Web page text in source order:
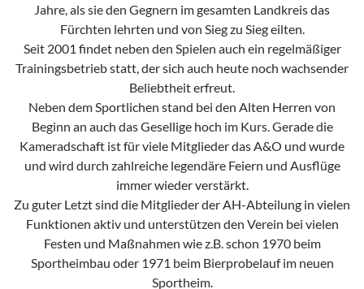
Jahre, als sie den Gegnern im gesamten Landkreis das
Fürchten lehrten und von Sieg zu Sieg eilten.
Seit 2001 findet neben den Spielen auch ein regelmäßiger
Trainingsbetrieb statt, der sich auch heute noch wachsender
Beliebtheit erfreut.
Neben dem Sportlichen stand bei den Alten Herren von
Beginn an auch das Gesellige hoch im Kurs. Gerade die
Kameradschaft ist für viele Mitglieder das A&O und wurde
und wird durch zahlreiche legendäre Feiern und Ausflüge
immer wieder verstärkt.
Zu guter Letzt sind die Mitglieder der AH-Abteilung in vielen
Funktionen aktiv und unterstützen den Verein bei vielen
Festen und Maßnahmen wie z.B. schon 1970 beim
Sportheimbau oder 1971 beim Bierprobelauf im neuen
Sportheim.